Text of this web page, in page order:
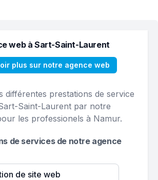
web à Sart-Saint-Laurent
plus sur notre agence web
différentes prestations de service
Saint-Laurent par notre
les professionels à Namur.
de services de notre agence
de site web